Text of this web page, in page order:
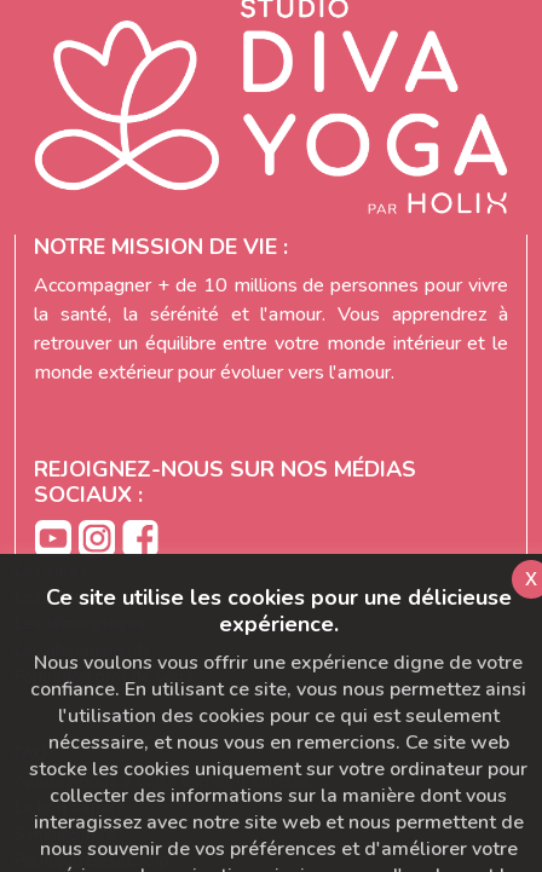
NOTRE MISSION DE VIE :
Accompagner + de 10 millions de personnes pour vivre
la santé, la sérénité et l'amour. Vous apprendrez à
retrouver un équilibre entre votre monde intérieur et le
monde extérieur pour évoluer vers l'amour.
REJOIGNEZ-NOUS SUR NOS MÉDIAS
SOCIAUX :
Les séries
Les abonnements
Formation prof de yoga
Ajoutez-nous à votre carnet d'adresse
Le bon départ
SymbioBoard
Politique BaseCamp
Ce site utilise les cookies pour une délicieuse
expérience.
Nous voulons vous offrir une expérience digne de votre
confiance. En utilisant ce site, vous nous permettez ainsi
l'utilisation des cookies pour ce qui est seulement
nécessaire, et nous vous en remercions. Ce site web
stocke les cookies uniquement sur votre ordinateur pour
collecter des informations sur la manière dont vous
interagissez avec notre site web et nous permettent de
nous souvenir de vos préférences et d'améliorer votre
x